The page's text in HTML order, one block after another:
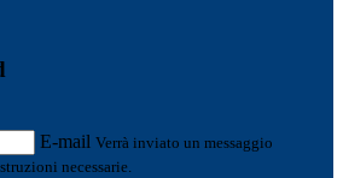
E-mail Verrà inviato un messaggio
necessarie.